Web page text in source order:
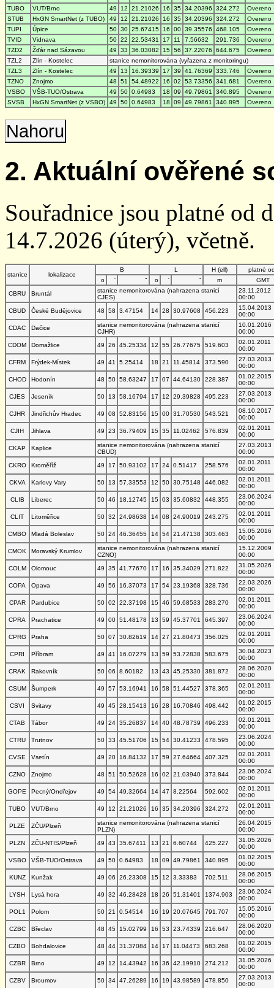
TUBO
VUT/Brno 49 12 21.21026 16 35 34.20396 324.272
Overeno
STUB
HxGN SmartNet (z TUBO) 49 12 21.21026 16 35 34.20396 324.272
Overeno
TUPI
Úpice 50 30 25.67415 16 00 39.35576 468.105
Overeno
TVID
Vidnava 50 22 22.53431 17 11 7.56632 291.736
Overeno
TZD2
Žďár nad Sázavou 49 33 36.03082 15 56 37.22076 644.675
Overeno
TZL2
Zlín - Kostelec
stanice nemonitorována (vyřazena z monitoringu)
TZL3
Zlín - Kostelec 49 13 16.39339 17 39 41.76369 333.746
Overeno
TZNO
Znojmo 48 51 54.48922 16 02 53.73356 341.681
Overeno
VSBO
VŠB-TUO/Ostrava 49 50 0.64983 18 09 49.79861 340.895
Overeno
SVSB
HxGN SmartNet (z VSBO) 49 50 0.64983 18 09 49.79861 340.895 Overeno
Nahoru
2. Aktuální ověřené
Souřadnice jsou platné od
14.7.2026 (úterý), včetně.
stanice lokalizace
B L H (ell)
platné
o
' " o ' " m
GMT
CBRU
Bruntál
stanice nemonitorována (nahrazena stanicí
CJES)
23.11.2012
00:00
CBUD
České Budějovice 48 58 3.47154 14 28 30.97608 456.223
15.04.2013
00:00
CDAC
Dačice
stanice nemonitorována (nahrazena stanicí
CJHR)
10.01.2016
00:00
CDOM
Domažlice 49 26 45.25334 12 55 26.77675 519.603
02.01.2011
00:00
CFRM
Frýdek-Místek 49 41 5.25414 18 21 11.45814 373.590
27.03.2013
00:00
CHOD
Hodonín 48 50 58.63247 17 07 44.64130 228.387
01.02.2015
00:00
CJES
Jeseník 50 13 58.16794 17 12 29.39828 495.223
27.03.2013
00:00
CJHR
Jindřichův Hradec 49 08 52.83156 15 00 31.70530 543.521
08.10.2017
00:00
CJIH
Jihlava 49 23 36.79409 15 35 11.02462 576.839
02.01.2011
00:00
CKAP
Kaplice
stanice nemonitorována (nahrazena stanicí
CBUD)
27.03.2013
00:00
CKRO
Kroměříž 49 17 50.93102 17 24 0.51417 258.576
02.01.2011
00:00
CKVA
Karlovy Vary 50 13 57.33553 12 50 30.75148 446.082
02.01.2011
00:00
CLIB
Liberec 50 46 18.12745 15 03 35.60832 448.355
23.06.2024
00:00
CLIT
Litoměřice 50 32 24.98638 14 08 24.90019 243.275
02.01.2011
00:00
CMBO
Mladá Boleslav 50 24 46.36455 14 54 21.47138 303.463
15.05.2016
00:00
CMOK
Moravský Krumlov
stanice nemonitorována (nahrazena stanicí
CZNO)
15.12.2009
00:00
COLM
Olomouc 49 35 41.77670 17 16 35.34029 271.822
31.05.2026
00:00
COPA
Opava 49 56 16.37073 17 54 23.19368 328.736
22.03.2026
00:00
CPAR
Pardubice 50 02 22.37198 15 46 59.68533 283.270
02.01.2011
00:00
CPRA
Prachatice 49 00 51.48178 13 59 45.37701 645.397
23.06.2024
00:00
CPRG
Praha 50 07 30.82619 14 27 21.80473 356.025
02.01.2011
00:00
CPRI
Příbram 49 41 16.07279 13 59 53.72838 583.675
30.04.2023
00:00
CRAK
Rakovník 50 06 8.60182 13 43 45.25330 381.872
28.06.2020
00:00
CSUM
Šumperk 49 57 53.16941 16 58 51.44527 378.365
02.01.2011
00:00
CSVI
Svitavy 49 45 28.15413 16 28 16.70846 498.442
01.02.2015
00:00
CTAB
Tábor 49 24 35.26837 14 40 48.78739 496.233
02.01.2011
00:00
CTRU
Trutnov 50 33 45.51706 15 54 30.41233 478.595
23.06.2024
00:00
CVSE
Vsetín 49 20 16.84132 17 59 27.64664 407.325
02.01.2011
00:00
CZNO
Znojmo 48 51 50.52628 16 02 21.03940 373.844
23.06.2024
00:00
GOPE
Pecný/Ondřejov 49 54 49.32664 14 47 8.22564 592.602
02.01.2011
00:00
TUBO
VUT/Brno 49 12 21.21026 16 35 34.20396 324.272
02.01.2011
00:00
PLZE
ZČU/Plzeň
stanice nemonitorována (nahrazena stanicí
PLZN)
26.04.2015
00:00
PLZN
ZČU-NTIS/Plzeň 49 43 35.67411 13 21 6.60744 425.227
31.05.2026
00:00
VSBO
VŠB-TUO/Ostrava 49 50 0.64983 18 09 49.79861 340.895
01.02.2015
00:00
KUNZ
Kunžak 49 06 26.23308 15 12 3.33383 702.511
28.06.2015
00:00
LYSH
Lysá hora 49 32 46.28428 18 26 51.31401 1374.903
23.06.2024
00:00
POL1
Polom 50 21 0.54514 16 19 20.07645 791.707
15.05.2016
00:00
CZBC
Břeclav 48 45 15.02799 16 53 23.74339 216.647
28.06.2020
00:00
CZBO
Bohdalovice 48 44 31.37084 14 17 11.04473 683.268
01.02.2015
00:00
CZBR
Brno 49 12 14.43942 16 36 42.19910 274.212
31.05.2026
00:00
CZBV
Broumov 50 34 47.26289 16 19 43.98589 478.850
27.03.2013
00:00